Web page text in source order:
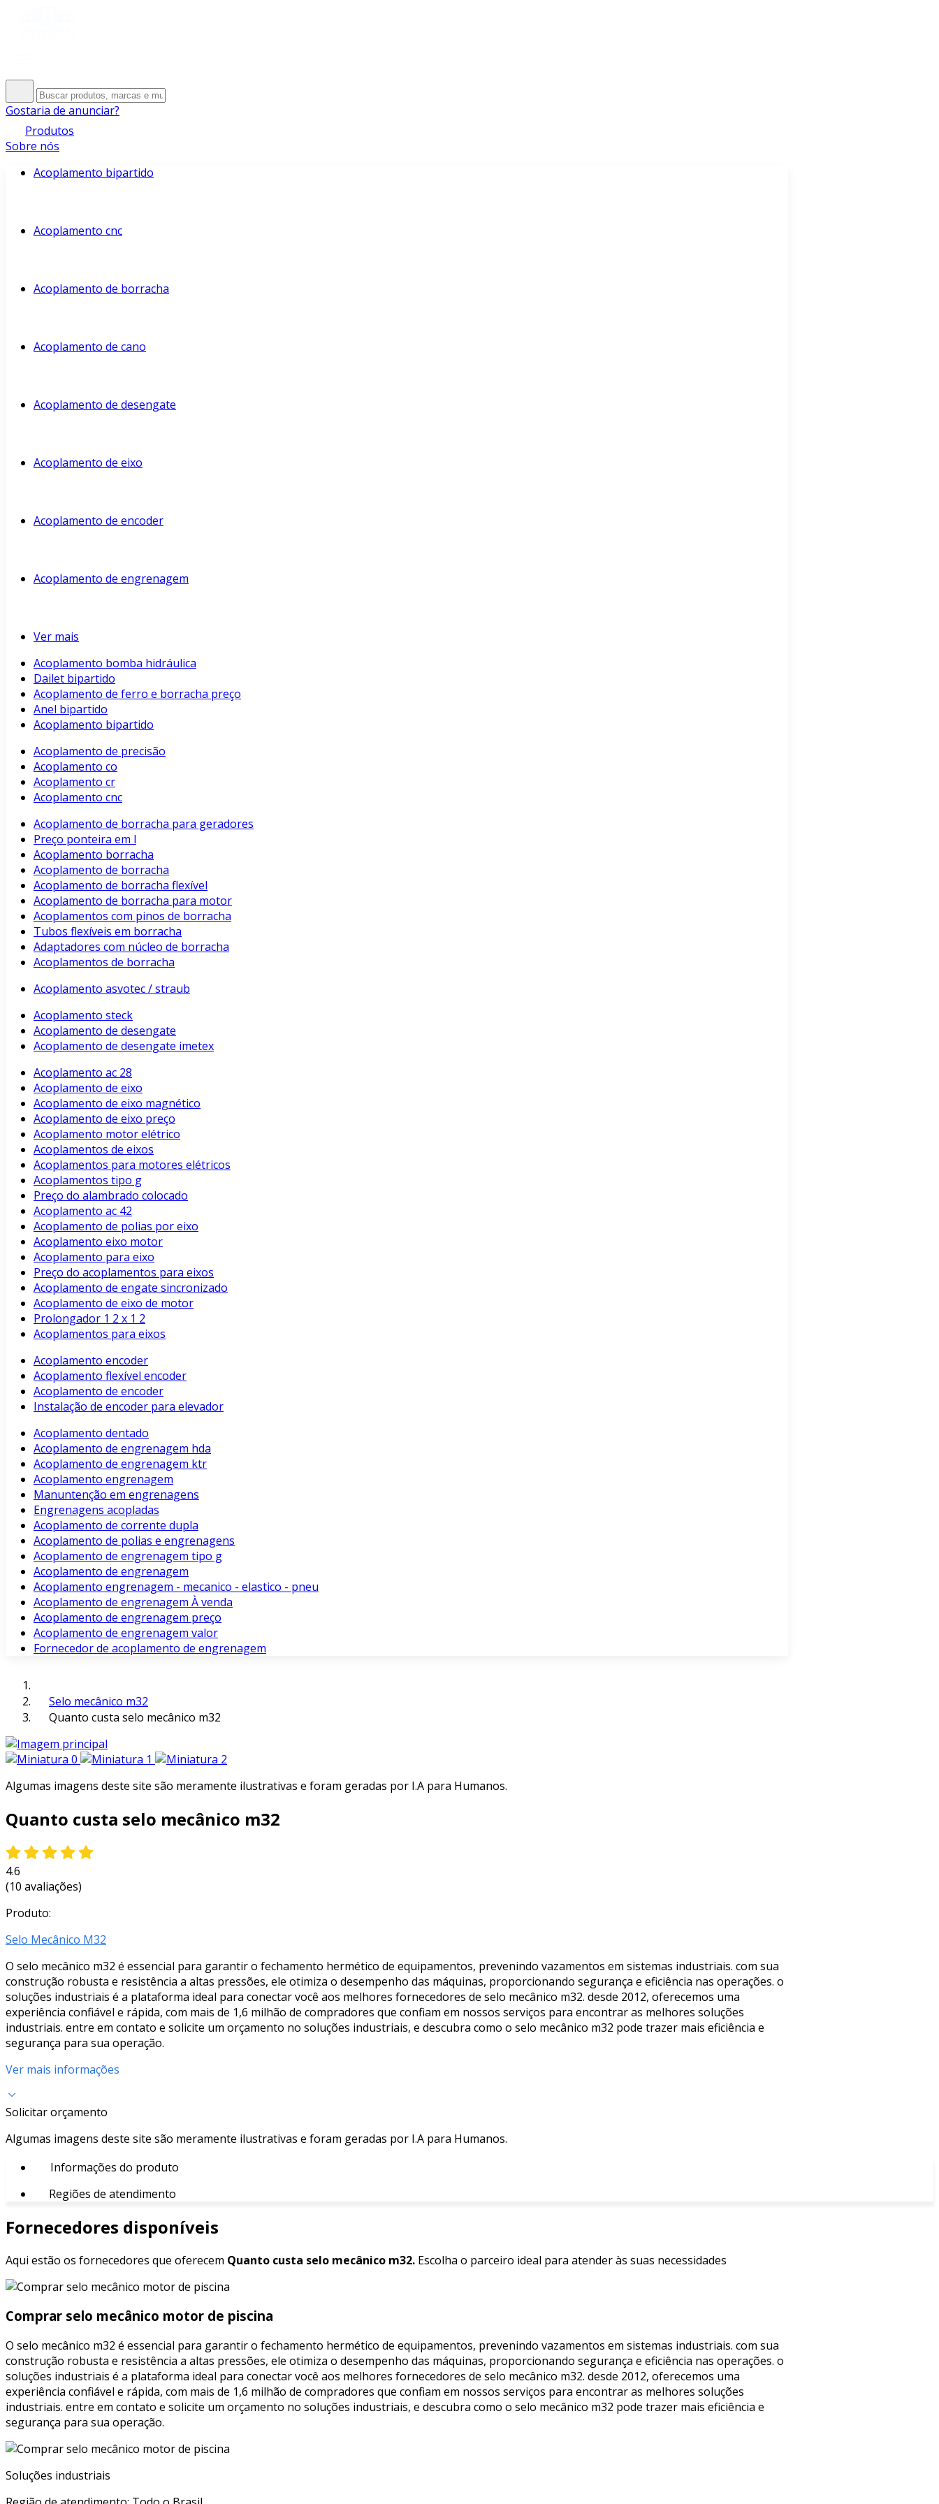
Gostaria de anunciar?
Produtos
Sobre nós
Acoplamento bipartido
Acoplamento cnc
Acoplamento de borracha
Acoplamento de cano
Acoplamento de desengate
Acoplamento de eixo
Acoplamento de encoder
Acoplamento de engrenagem
Ver mais
Acoplamento bomba hidráulica
Dailet bipartido
Acoplamento de ferro e borracha preço
Anel bipartido
Acoplamento bipartido
Acoplamento de precisão
Acoplamento co
Acoplamento cr
Acoplamento cnc
Acoplamento de borracha para geradores
Preço ponteira em l
Acoplamento borracha
Acoplamento de borracha
Acoplamento de borracha flexível
Acoplamento de borracha para motor
Acoplamentos com pinos de borracha
Tubos flexíveis em borracha
Adaptadores com núcleo de borracha
Acoplamentos de borracha
Acoplamento asvotec / straub
Acoplamento steck
Acoplamento de desengate
Acoplamento de desengate imetex
Acoplamento ac 28
Acoplamento de eixo
Acoplamento de eixo magnético
Acoplamento de eixo preço
Acoplamento motor elétrico
Acoplamentos de eixos
Acoplamentos para motores elétricos
Acoplamentos tipo g
Preço do alambrado colocado
Acoplamento ac 42
Acoplamento de polias por eixo
Acoplamento eixo motor
Acoplamento para eixo
Preço do acoplamentos para eixos
Acoplamento de engate sincronizado
Acoplamento de eixo de motor
Prolongador 1 2 x 1 2
Acoplamentos para eixos
Acoplamento encoder
Acoplamento flexível encoder
Acoplamento de encoder
Instalação de encoder para elevador
Acoplamento dentado
Acoplamento de engrenagem hda
Acoplamento de engrenagem ktr
Acoplamento engrenagem
Manuntenção em engrenagens
Engrenagens acopladas
Acoplamento de corrente dupla
Acoplamento de polias e engrenagens
Acoplamento de engrenagem tipo g
Acoplamento de engrenagem
Acoplamento engrenagem - mecanico - elastico - pneu
Acoplamento de engrenagem À venda
Acoplamento de engrenagem preço
Acoplamento de engrenagem valor
Fornecedor de acoplamento de engrenagem
Selo mecânico m32
Quanto custa selo mecânico m32
Algumas imagens deste site são meramente ilustrativas e foram geradas por I.A para Humanos.
Quanto custa selo mecânico m32
4.6
(10 avaliações)
Produto:
Selo Mecânico M32
O selo mecânico m32 é essencial para garantir o fechamento hermético de equipamentos, prevenindo vazamentos em sistemas industriais. com sua
construção robusta e resistência a altas pressões, ele otimiza o desempenho das máquinas, proporcionando segurança e eficiência nas operações. o
soluções industriais é a plataforma ideal para conectar você aos melhores fornecedores de selo mecânico m32. desde 2012, oferecemos uma
experiência confiável e rápida, com mais de 1,6 milhão de compradores que confiam em nossos serviços para encontrar as melhores soluções
industriais. entre em contato e solicite um orçamento no soluções industriais, e descubra como o selo mecânico m32 pode trazer mais eficiência e
segurança para sua operação.
Ver mais informações
Solicitar orçamento
Algumas imagens deste site são meramente ilustrativas e foram geradas por I.A para Humanos.
Informações do produto
Regiões de atendimento
Fornecedores disponíveis
Aqui estão os fornecedores que oferecem Quanto custa selo mecânico m32. Escolha o parceiro ideal para atender às suas necessidades
Comprar selo mecânico motor de piscina
O selo mecânico m32 é essencial para garantir o fechamento hermético de equipamentos, prevenindo vazamentos em sistemas industriais. com sua
construção robusta e resistência a altas pressões, ele otimiza o desempenho das máquinas, proporcionando segurança e eficiência nas operações. o
soluções industriais é a plataforma ideal para conectar você aos melhores fornecedores de selo mecânico m32. desde 2012, oferecemos uma
experiência confiável e rápida, com mais de 1,6 milhão de compradores que confiam em nossos serviços para encontrar as melhores soluções
industriais. entre em contato e solicite um orçamento no soluções industriais, e descubra como o selo mecânico m32 pode trazer mais eficiência e
segurança para sua operação.
Soluções industriais